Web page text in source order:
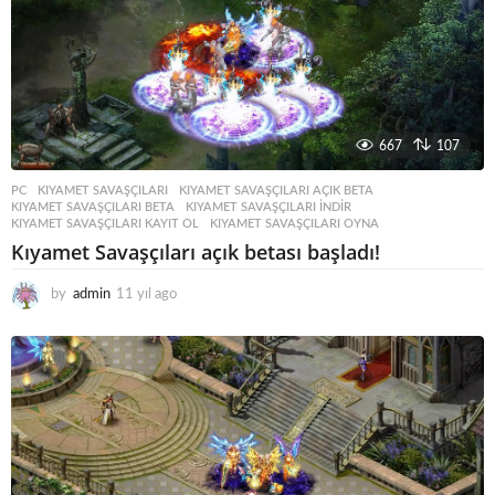
o
667 107
PC KIYAMET SAVAŞÇILARI ,KIYAMET SAVAŞÇILARI AÇIK BETA
KIYAMET SAVAŞÇILARI BETA
,KIYAMET SAVAŞÇILARI INDIR
KIYAMET SAVAŞÇILARI KAYIT OL
,KIYAMET SAVAŞÇILARI OYNA
Kıyamet Savaşçıları açık betası başladı!
by admin 11 yıl ago
y
ı
l
a
g
o